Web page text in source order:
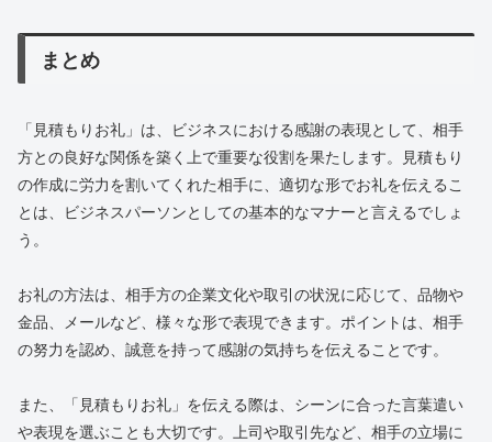
まとめ
「見積もりお礼」は、ビジネスにおける感謝の表現として、相手
方との良好な関係を築く上で重要な役割を果たします。見積もり
の作成に労力を割いてくれた相手に、適切な形でお礼を伝えるこ
とは、ビジネスパーソンとしての基本的なマナーと言えるでしょ
う。
お礼の方法は、相手方の企業文化や取引の状況に応じて、品物や
金品、メールなど、様々な形で表現できます。ポイントは、相手
の努力を認め、誠意を持って感謝の気持ちを伝えることです。
また、「見積もりお礼」を伝える際は、シーンに合った言葉遣い
や表現を選ぶことも大切です。上司や取引先など、相手の立場に